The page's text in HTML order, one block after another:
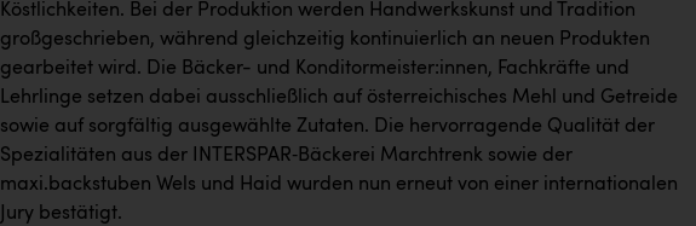
Köstlichkeiten. Bei der Produktion werden Handwerkskunst und Tradition
großgeschrieben, während gleichzeitig kontinuierlich an neuen Produkten
gearbeitet wird. Die Bäcker- und Konditormeister:innen, Fachkräfte und
Lehrlinge setzen dabei ausschließlich auf österreichisches Mehl und Getreide
sowie auf sorgfältig ausgewählte Zutaten. Die hervorragende Qualität der
Spezialitäten aus der INTERSPAR‑Bäckerei Marchtrenk sowie der
maxi.backstuben Wels und Haid wurden nun erneut von einer internationalen
Jury bestätigt.